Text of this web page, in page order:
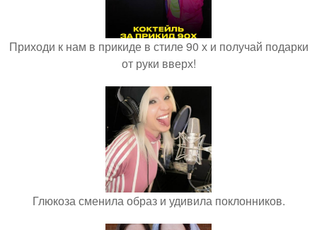
Приходи к нам в прикиде в стиле 90 х и получай подарки
от руки вверх!
Глюкоза сменила образ и удивила поклонников.